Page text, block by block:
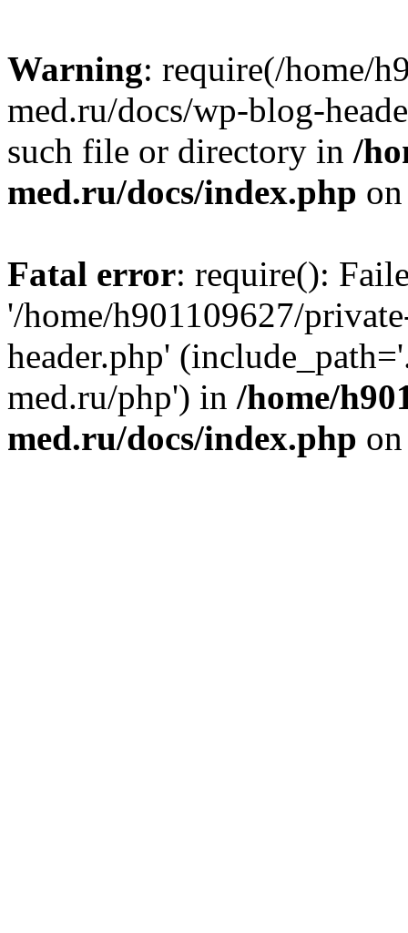
Warning: require(/home/
med.ru/docs/wp-blog-
such file or directory in /
med.ru/docs/index.php
Fatal error: require():
'/home/h901109627/
header.php'
med.ru/php') in /home/
med.ru/docs/index.php